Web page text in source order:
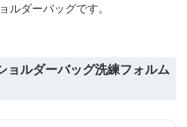
ルダーバッグです。
ョルダーバッグ洗練フォルム